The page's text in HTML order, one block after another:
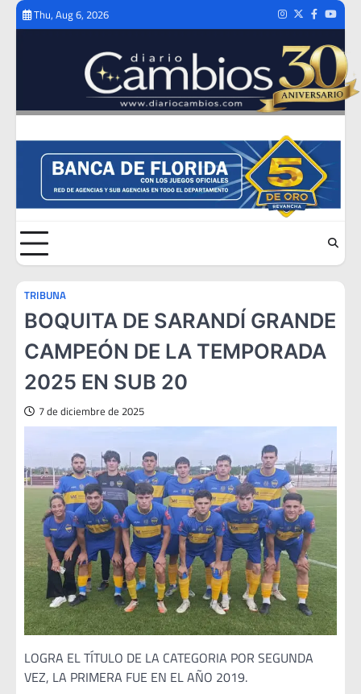
Skip
Thu, Aug 6, 2026 Instagram
TwitterFacebook
TRIBUNA
BOQUITA DE SARANDÍ GRANDE
CAMPEÓN DE LA TEMPORADA
2025 EN SUB 20
7 de diciembre de 2025
LOGRA EL TÍTULO DE LA CATEGORIA POR SEGUNDA
VEZ, LA PRIMERA FUE EN EL AÑO 2019.